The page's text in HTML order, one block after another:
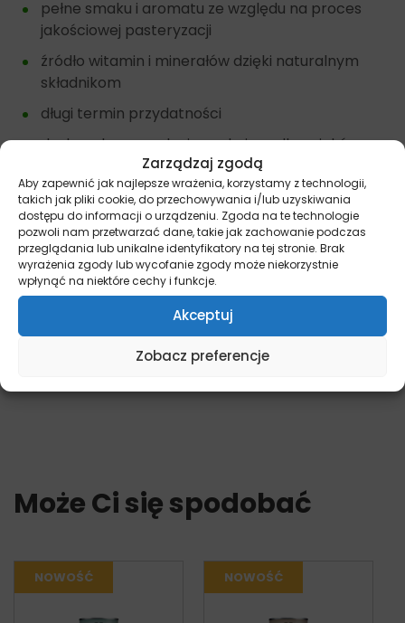
Zarządzaj zgodą
Aby zapewnić jak najlepsze wrażenia, korzystamy z technologii,
takich jak pliki cookie, do przechowywania i/lub uzyskiwania
dostępu do informacji o urządzeniu. Zgoda na te technologie
pozwoli nam przetwarzać dane, takie jak zachowanie podczas
przeglądania lub unikalne identyfikatory na tej stronie. Brak
wyrażenia zgody lub wycofanie zgody może niekorzystnie
wpłynąć na niektóre cechy i funkcje.
Akceptuj
Zobacz preferencje
pełne smaku i aromatu ze względu na proces
jakościowej pasteryzacji
źródło witamin i minerałów dzięki naturalnym
składnikom
długi termin przydatności
doskonała rozrywka i uspokajacz dla psiaków.
Inne przysmaki dla psów znajdziesz tutaj –Przysmaki
Dostępne opakowania 1szt.
Pamiętaj, że więcej informacji na temat promocji i
wyjątkowych ofert znajdziesz na naszych kanałach
społecznościowych:
Facebook/miskakarmypl
Instagram/miskakarmy.pl/
Źródło: Petmex
Może Ci się spodobać